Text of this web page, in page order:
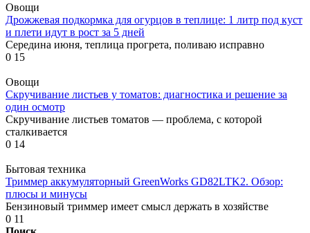
Овощи
Дрожжевая подкормка для огурцов в теплице: 1 литр под куст
и плети идут в рост за 5 дней
Середина июня, теплица прогрета, поливаю исправно
0 15
Овощи
Скручивание листьев у томатов: диагностика и решение за
один осмотр
Скручивание листьев томатов — проблема, с которой
сталкивается
0 14
Бытовая техника
Триммер аккумуляторный GreenWorks GD82LTK2. Обзор:
плюсы и минусы
Бензиновый триммер имеет смысл держать в хозяйстве
0 11